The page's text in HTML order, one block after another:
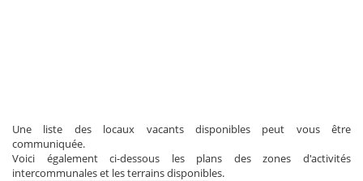
Une liste des locaux vacants disponibles peut vous être
communiquée.
Voici également ci-dessous les plans des zones d'activités
intercommunales et les terrains disponibles.